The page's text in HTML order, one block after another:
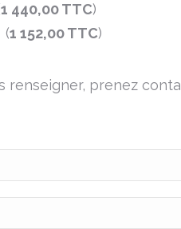
1 440,00 TTC)
(1 152,00 TTC)
renseigner, prenez